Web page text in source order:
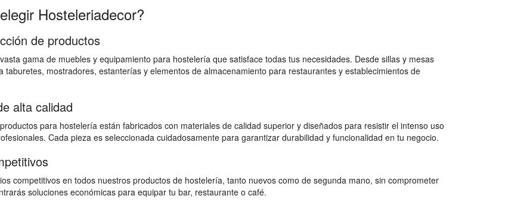
Hosteleriadecor?
de productos
gama de muebles y equipamiento para hostelería que satisface todas tus necesidades. Desde sillas y mesas
taburetes, mostradores, estanterías y elementos de almacenamiento para restaurantes y establecimientos de
alta calidad
para hostelería están fabricados con materiales de calidad superior y diseñados para resistir el intenso uso
Cada pieza es seleccionada cuidadosamente para garantizar durabilidad y funcionalidad en tu negocio.
competitivos en todos nuestros productos de hostelería, tanto nuevos como de segunda mano, sin comprometer
soluciones económicas para equipar tu bar, restaurante o café.